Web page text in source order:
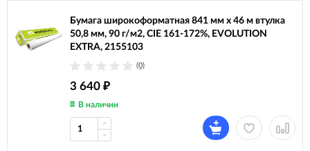
Бумага широкоформатная 841 мм х 46 м втулка
50,8 мм, 90 г/м2, CIE 161-172%, EVOLUTION
EXTRA, 2155103
(0)
3 640 ₽
В наличии